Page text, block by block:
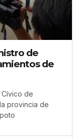
de
de
Cívico de
provincia de